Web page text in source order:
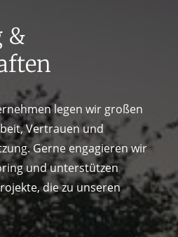
&
legen wir großen
Vertrauen und
Gerne engagieren wir
und unterstützen
die zu unseren